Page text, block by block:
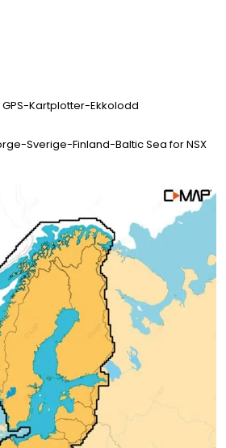
GPS-Kartplotter-Ekkolodd
Sverige-Finland-Baltic Sea for NSX